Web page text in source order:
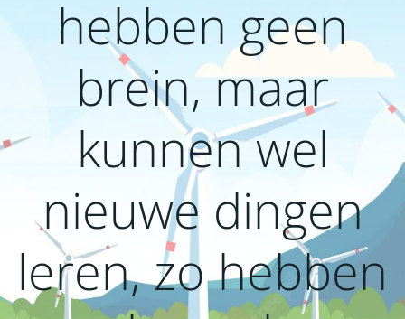
hebben geen
brein, maar
kunnen wel
nieuwe dingen
leren, zo hebben